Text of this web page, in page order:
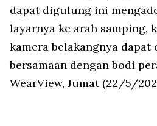
dapat digulung ini
layarnya ke arah samping,
kamera belakangnya dapat
bersamaan dengan bodi
WearView, Jumat (22/5/